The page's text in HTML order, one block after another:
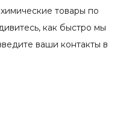
товары по
как быстро мы
ваши контакты в